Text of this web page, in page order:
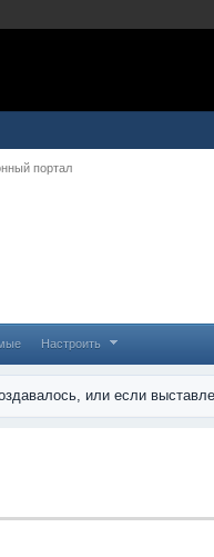
портал
Настроить
или если